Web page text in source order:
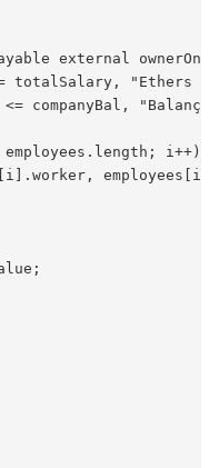
external
totalSalary, "Ethers
companyBal, "Balanço
i++) {